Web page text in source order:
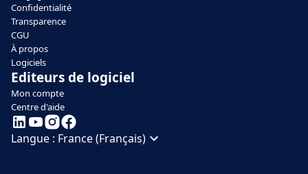
Confidentialité
Transparence
CGU
À propos
Logiciels
Editeurs de logiciel
Mon compte
Centre d'aide
Langue : France (Français)